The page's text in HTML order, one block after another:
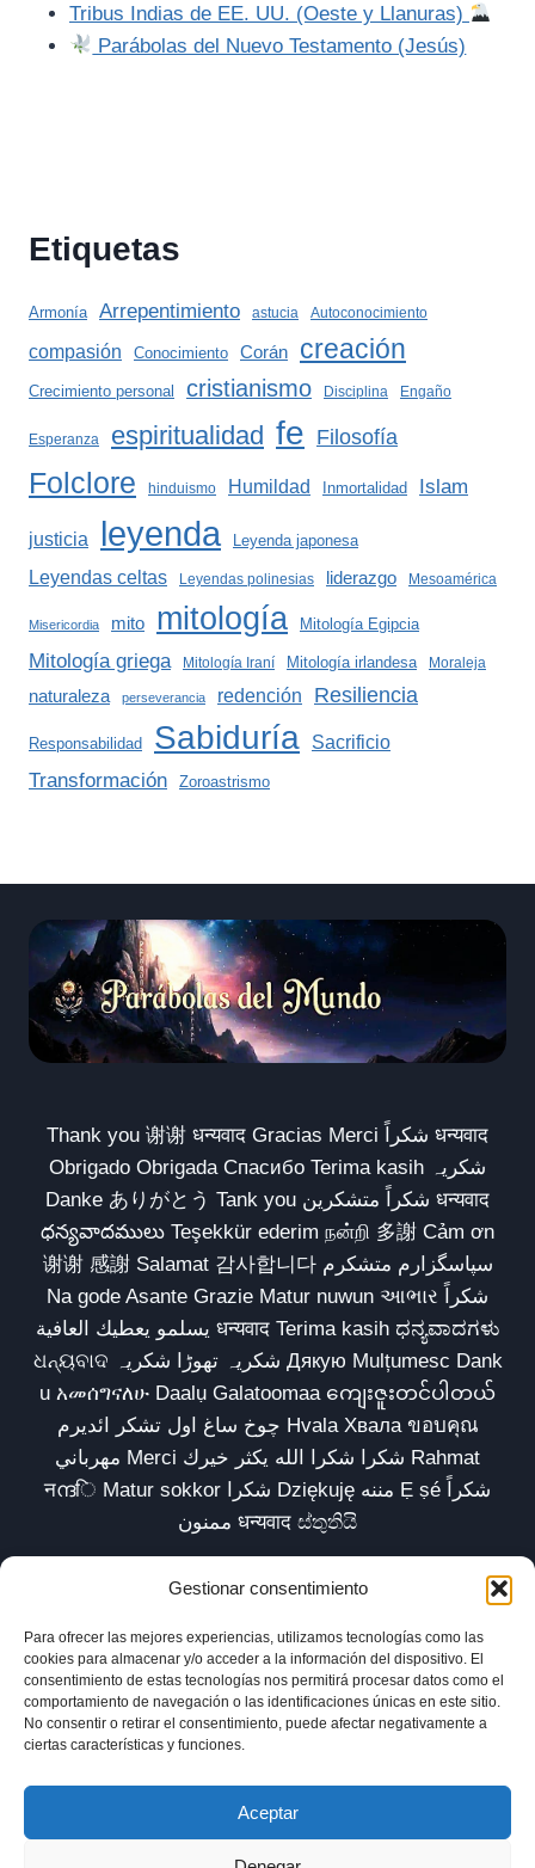
Gestionar consentimiento
Para ofrecer las mejores experiencias, utilizamos tecnologías como las
cookies para almacenar y/o acceder a la información del dispositivo. El
consentimiento de estas tecnologías nos permitirá procesar datos como el
comportamiento de navegación o las identificaciones únicas en este sitio.
No consentir o retirar el consentimiento, puede afectar negativamente a
ciertas características y funciones.
Aceptar
Tribus Indias de EE. UU. (Oeste y Llanuras)
Parábolas del Nuevo Testamento (Jesús)
Etiquetas
Armonía Arrepentimiento astucia Autoconocimiento
compasión Conocimiento Corán creación
Crecimiento personal cristianismo Disciplina Engaño
Esperanza espiritualidad fe Filosofía
Folclore hinduismo Humildad Inmortalidad Islam
justicia leyenda Leyenda japonesa
Leyendas celtas Leyendas polinesias liderazgo Mesoamérica
Misericordia mito mitología Mitología Egipcia
Mitología griega Mitología Iraní Mitología irlandesa Moraleja
naturaleza perseverancia redención Resiliencia
Responsabilidad Sabiduría Sacrificio
Transformación Zoroastrismo
Thank you 谢谢 धन्यवाद Gracias Merci شكراً धन्यवाद
Obrigado Obrigada Спасибо Terima kasih شکریہ
Danke ありがとう Tank you شكراً متشكرين धन्यवाद
ధన్యవాదములు Teşekkür ederim நன்றி 多謝 Cảm ơn
谢谢 感謝 Salamat 감사합니다 سپاسگزارم متشکرم
Na gode Asante Grazie Matur nuwun આભાર شكراً
يسلمو يعطيك العافية धन्यवाद Terima kasih ಧನ್ಯವಾದಗಳು
ଧନ୍ୟବାଦ شکریہ تھوڑا شکریہ Дякую Mulțumesc Dank
u አመሰግናለሁ Daalụ Galatoomaa ကျေးဇူးတင်ပါတယ်
چوخ ساغ اول تشکر ائدیرم Hvala Хвала ขอบคุณ
مهرباني Merci شكرا شكرا الله يكثر خيرك Rahmat
नന്ദि Matur sokkor شكرا Dziękuję مننه Ẹ ṣé شكراً
ممنون धन्यवाद ස්තුතියි
Inicio Biblioteca Parábolas TV
Comunidad
Esencia
Blog
Política de privacidad
Aviso legal
Política de cookies (UE)